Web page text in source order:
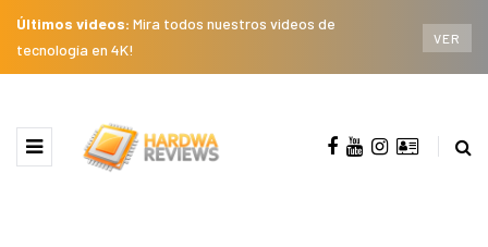
Últimos videos: Mira todos nuestros videos de
tecnología en 4K!
VER